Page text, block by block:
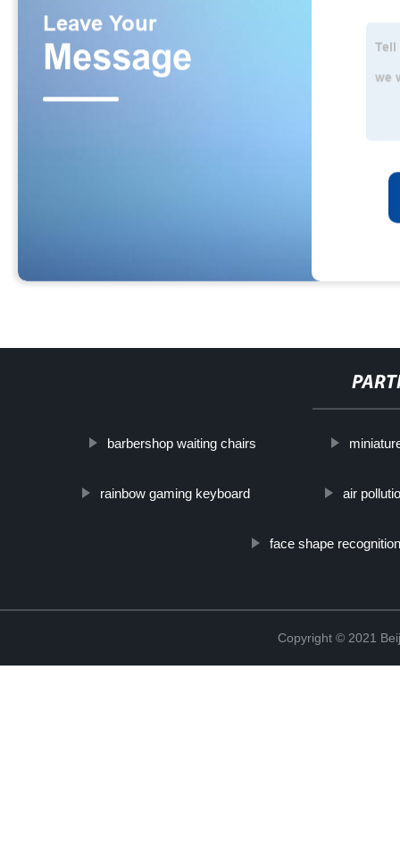
barbershop waiting chairs
rainbow gaming keyboard air
face shape
Copyright © 2021